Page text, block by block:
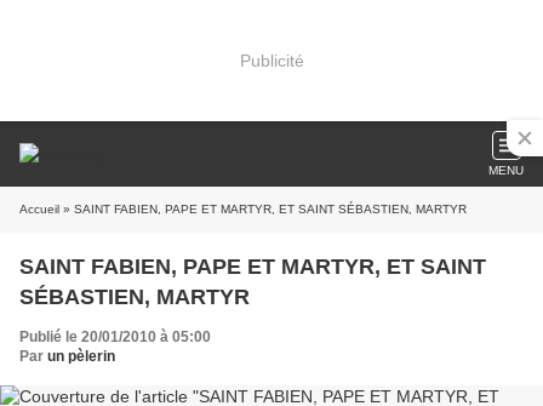
Publicité
MENU
Accueil » SAINT FABIEN, PAPE ET MARTYR, ET SAINT SÉBASTIEN, MARTYR
SAINT FABIEN, PAPE ET MARTYR, ET SAINT
SÉBASTIEN, MARTYR
Publié le 20/01/2010 à 05:00
Par un pèlerin